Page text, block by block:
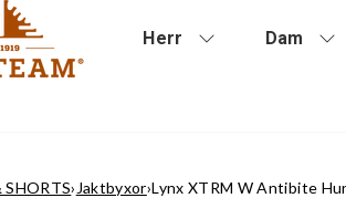
Herr Dam
SHORTS› Jaktbyxor›Lynx XTRM W Antibite